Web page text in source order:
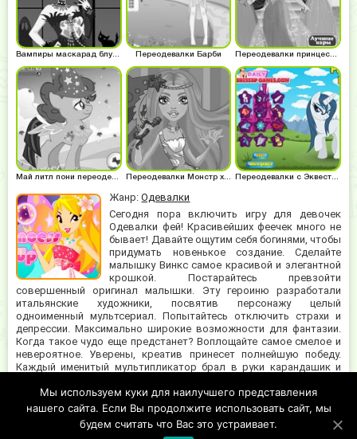
Жанр:Одевалки
Сегодня пора включить игру для девочек
Одевалки фей! Красивейших феечек много не
бывает! Давайте ощутим себя богинями, чтобы
придумать новенькое создание. Сделайте
малышку Винкс самое красивой и элегантной
крошкой. Постарайтесь превзойти
совершенный оригинал малышки. Эту героиню разработали
итальянские художники, посвятив персонажу целый
одноименный мультсериал. Попытайтесь отключить страхи и
депрессии. Максимально широкие возможности для фантазии.
Когда такое чудо еще предстанет? Воплощайте самое смелое и
невероятное. Уверены, креатив принесет полнейшую победу.
Каждый именитый мультипликатор брал в руки карандашик и
образы выходят недоскональными. Оттачивайте мастерство,
практикуйте. Наплюйте с большой горки на конкуренцию.
Создавайте! Путь вдохновение посещает голову.
Переодевалки Барби
Май литл пони переодевалки Переодевалки Монстр хай Переодевалки с Эквестрия герлз
Мы используем куки для наилучшего представления
нашего сайта. Если Вы продолжите использовать сайт, мы
будем считать что Вас это устраивает.